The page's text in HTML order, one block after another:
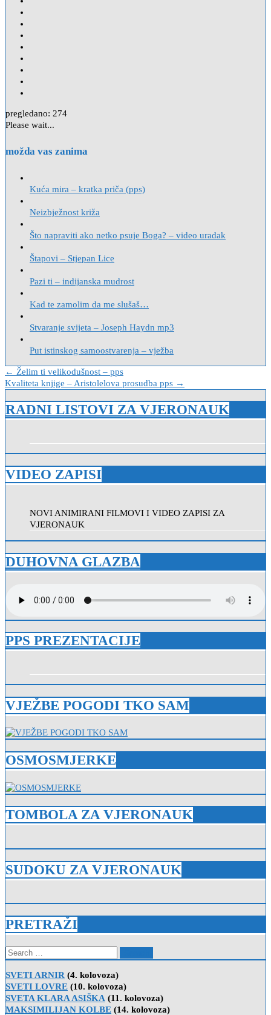
pregledano: 274
Please wait...
možda vas zanima
Kuća mira – kratka priča (pps)
Neizbježnost križa
Što napraviti ako netko psuje Boga? – video uradak
Štapovi – Stjepan Lice
Pazi ti – indijanska mudrost
Kad te zamolim da me slušaš…
Stvaranje svijeta – Joseph Haydn mp3
Put istinskog samoostvarenja – vježba
Navigacija
objava
← Želim ti velikodušnost – pps
Kvaliteta knjige – Aristolelova prosudba pps →
RADNI LISTOVI ZA VJERONAUK
VIDEO ZAPISI
NOVI ANIMIRANI FILMOVI I VIDEO ZAPISI ZA
VJERONAUK
DUHOVNA GLAZBA
PPS PREZENTACIJE
VJEŽBE POGODI TKO SAM
OSMOSMJERKE
TOMBOLA ZA VJERONAUK
SUDOKU ZA VJERONAUK
PRETRAŽI
Search
for:
SVETI ARNIR (4. kolovoza)
SVETI LOVRE (10. kolovoza)
SVETA KLARA ASIŠKA (11. kolovoza)
MAKSIMILIJAN KOLBE (14. kolovoza)